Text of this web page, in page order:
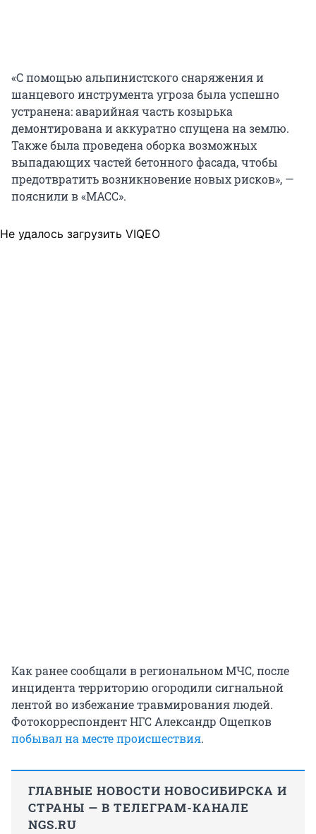
«С помощью альпинистского снаряжения и
шанцевого инструмента угроза была успешно
устранена: аварийная часть козырька
демонтирована и аккуратно спущена на землю.
Также была проведена оборка возможных
выпадающих частей бетонного фасада, чтобы
предотвратить возникновение новых рисков», —
пояснили в «МАСС».
Не удалось загрузить VIQEO
Как ранее сообщали в региональном МЧС, после
инцидента территорию огородили сигнальной
лентой во избежание травмирования людей.
Фотокорреспондент НГС Александр Ощепков
побывал на месте происшествия.
ГЛАВНЫЕ НОВОСТИ НОВОСИБИРСКА И
СТРАНЫ — В ТЕЛЕГРАМ-КАНАЛЕ
NGS.RU